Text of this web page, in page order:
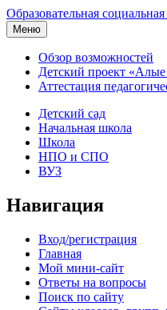
Образовательная социальная
Меню
Обзор возможностей
Детский проект «Алые
Аттестация
Детский сад
Начальная школа
Школа
НПО и СПО
ВУЗ
Навигация
Вход/регистрация
Главная
Мой мини-сайт
Ответы на вопросы
Поиск по сайту